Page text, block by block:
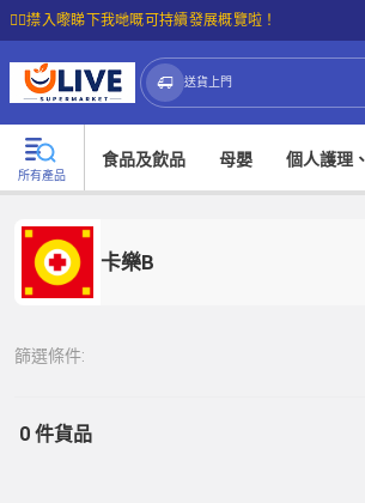
☝🏼㩒入嚟睇下我哋嘅可持續發展概覽啦！
送貨上門
所有產品
食品及飲品 母嬰 個人護理
卡樂B
篩選條件:
0 件貨品